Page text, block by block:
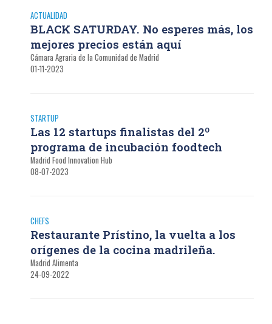
ACTUALIDAD
BLACK SATURDAY. No esperes más, los
mejores precios están aquí
Cámara Agraria de la Comunidad de Madrid
01-11-2023
STARTUP
Las 12 startups finalistas del 2º
programa de incubación foodtech
Madrid Food Innovation Hub
08-07-2023
CHEFS
Restaurante Prístino, la vuelta a los
orígenes de la cocina madrileña.
Madrid Alimenta
24-09-2022